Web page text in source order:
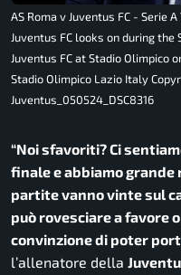
AS Roma v Juventus FC - Serie
Juventus FC looks on during the
Juventus FC at Stadio Olimpico
Stadio Olimpico Lazio Italy
Juventus_050524_DSC8316
“Noi sfavoriti? Ci
finale e abbiamo
partite vanno vinte sul
può rovesciare a favore
convinzione di poter
l’allenatore della